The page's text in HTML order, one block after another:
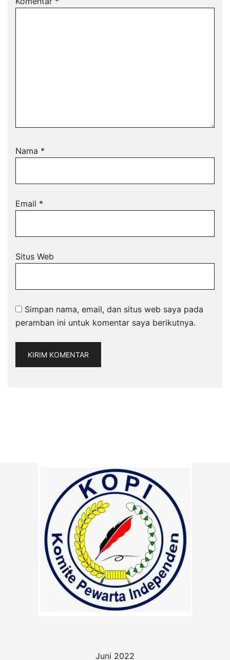
Nama *
Email *
Situs Web
Simpan nama, email, dan situs web saya pada
peramban ini untuk komentar saya berikutnya.
Juni 2022